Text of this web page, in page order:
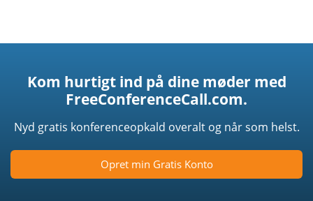
Kom hurtigt ind på dine møder med
FreeConferenceCall.com.
Nyd gratis konferenceopkald overalt og når som helst.
Opret min Gratis Konto